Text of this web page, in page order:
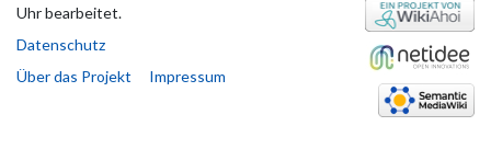
Uhr bearbeitet.
Datenschutz
Über das Projekt
Impressum